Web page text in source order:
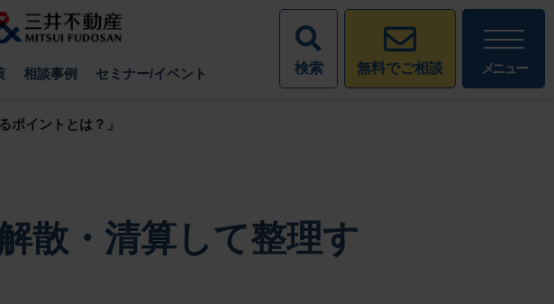
相談事例 セミナー/イベント 検索 無料でご相談 メニュー
ポイントとは？」
散・清算して整理す